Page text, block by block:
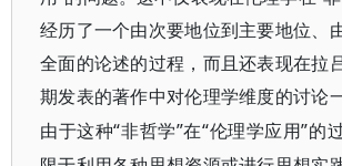
经历了一个由次要地位到主要地位、
全面的论述的过程，而且还表现在拉
期发表的著作中对伦理学维度的讨论
由于这种“非哲学”在“伦理学应用”的